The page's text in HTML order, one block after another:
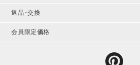
返品･交換
会員限定価格